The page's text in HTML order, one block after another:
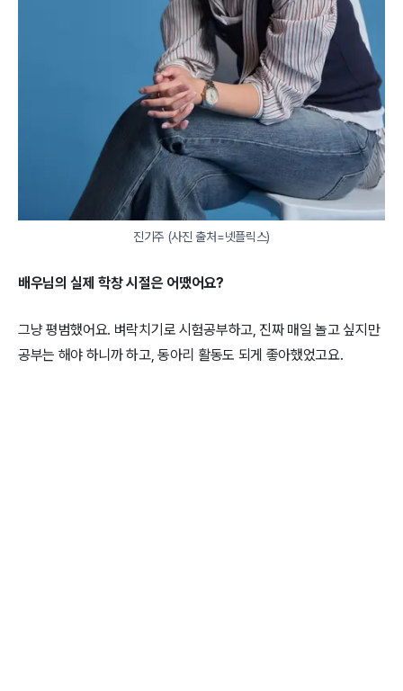
진기주 (사진 출처=넷플릭스)
배우님의 실제 학창 시절은 어땠어요?
그냥 평범했어요. 벼락치기로 시험공부하고, 진짜 매일 놀고 싶지만
공부는 해야 하니까 하고, 동아리 활동도 되게 좋아했었고요.